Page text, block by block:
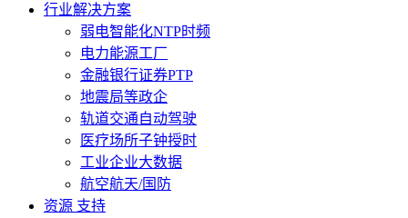
行业解决方案
弱电智能化NTP时频
电力能源工厂
金融银行证券PTP
地震局等政企
轨道交通自动驾驶
医疗场所子钟授时
工业企业大数据
航空航天/国防
资源 支持